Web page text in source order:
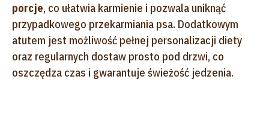
porcje, co ułatwia karmienie i pozwala uniknąć
przypadkowego przekarmiania psa. Dodatkowym
atutem jest możliwość pełnej personalizacji diety
oraz regularnych dostaw prosto pod drzwi, co
oszczędza czas i gwarantuje świeżość jedzenia.